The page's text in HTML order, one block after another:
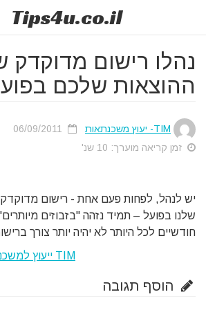
Tips4u.co.il
נהלו רישום מדוקדק
ההוצאות שלכם
TIM- יעוץ משכנתאות
זמן קריאה מוערך: 10 שנ'
יש לנהל, לפחות פעם אחת - רישום
שלנו בפועל – תמיד נזהה "בזבוזים
חודשיים לכל היותר לא יהיה יותר צורך
TIM ייעוץ למשכנתאות ופיננסים בע"מ
הוסף תגובה